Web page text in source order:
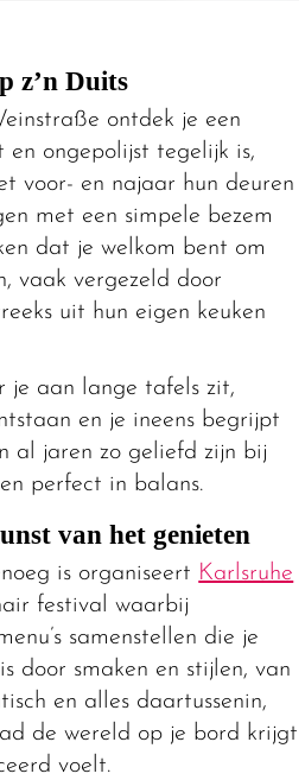
z’n Duits
ontdek je een
ongepolijst tegelijk is,
voor- en najaar hun deuren
met een simpele bezem
dat je welkom bent om
vaak vergezeld door
uit hun eigen keuken
je aan lange tafels zit,
en je ineens begrijpt
al jaren zo geliefd zijn bij
perfect in balans.
van het genieten
is organiseert Karlsruhe
festival waarbij
samenstellen die je
door smaken en stijlen, van
en alles daartussenin,
de wereld op je bord krijgt
voelt.